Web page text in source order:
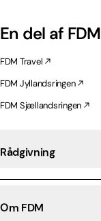
En del af FDM
FDM Travel
FDM Jyllandsringen
FDM Sjællandsringen
Rådgivning
Om FDM